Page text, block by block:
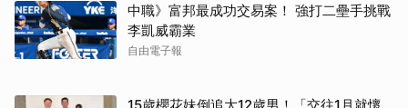
中職》富邦最成功交易案！ 強打二壘手挑戰
李凱威霸業
自由電子報